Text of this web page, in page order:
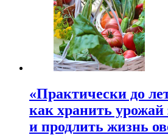
«Практически до
как хранить урожай
и продлить жизнь